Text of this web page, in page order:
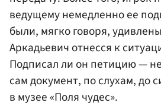
ведущему немедленно ее
были, мягко говоря,
Аркадьевич отнесся к
Подписал ли он петицию —
сам документ, по слухам, до
в музее «Поля чудес».